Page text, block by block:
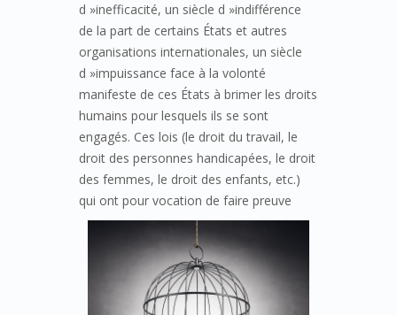
d »inefficacité, un siècle d »indifférence
de la part de certains États et autres
organisations internationales, un siècle
d »impuissance face à la volonté
manifeste de ces États à brimer les droits
humains pour lesquels ils se sont
engagés. Ces lois (le droit du travail, le
droit des personnes handicapées, le droit
des femmes, le droit des enfants, etc.)
qui ont pour vocation de faire preuve